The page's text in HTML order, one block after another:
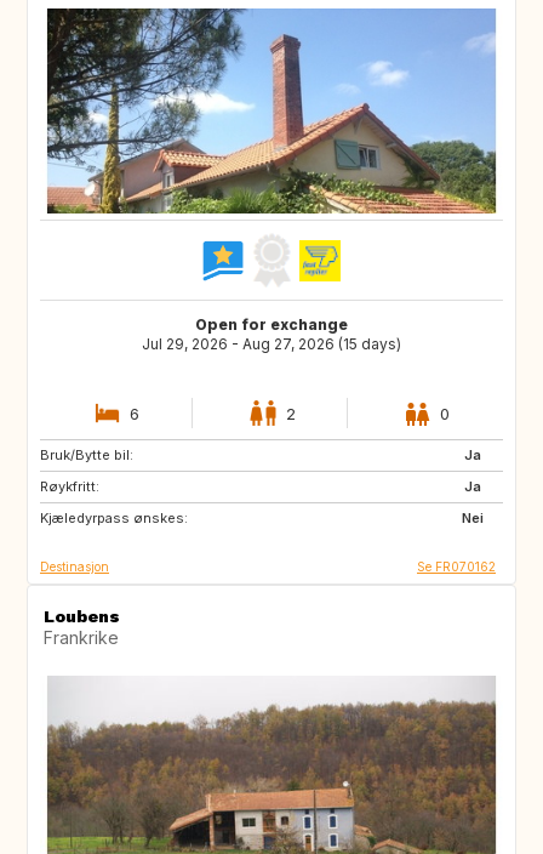
Open for exchange
Jul 29, 2026 - Aug 27, 2026 (15 days)
6 2 0
Bruk/Bytte bil:
Ja
Røykfritt:
Ja
Kjæledyrpass ønskes:
Nei
GB
CH
Destinasjon Se FR070162
Loubens
Frankrike